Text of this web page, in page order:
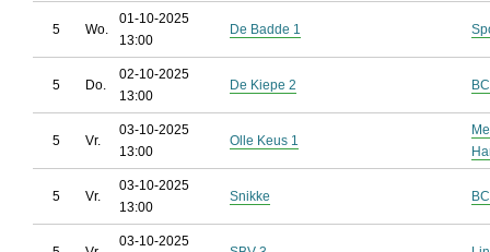
5 Wo.
01-10-2025
13:00
De Badde 1
5 Do.
02-10-2025
13:00
De Kiepe 2
5 Vr.
03-10-2025
13:00
Olle Keus 1
5 Vr.
03-10-2025
13:00
Snikke
03-10-2025